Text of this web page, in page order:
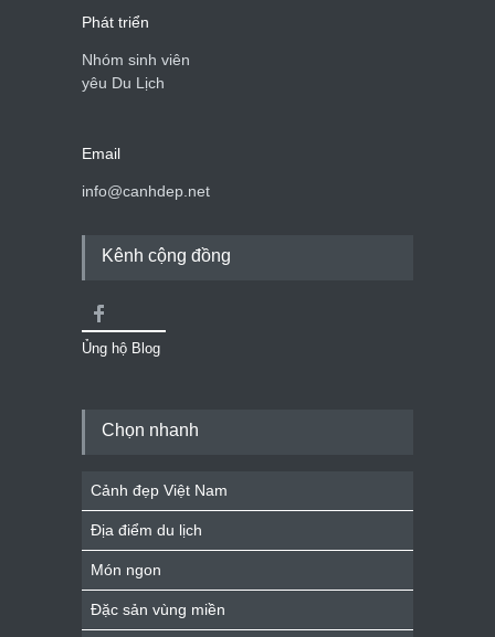
Phát triển
Nhóm sinh viên
yêu Du Lịch
Email
info@canhdep.net
Kênh cộng đồng
Ủng hộ Blog
Chọn nhanh
Cảnh đẹp Việt Nam
Địa điểm du lịch
Món ngon
Đặc sản vùng miền